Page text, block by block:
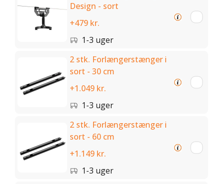
Design - sort
+479 kr.
1-3 uger
2 stk. Forlængerstænger i
sort - 30 cm
+1.049 kr.
1-3 uger
2 stk. Forlængerstænger i
sort - 60 cm
+1.149 kr.
1-3 uger